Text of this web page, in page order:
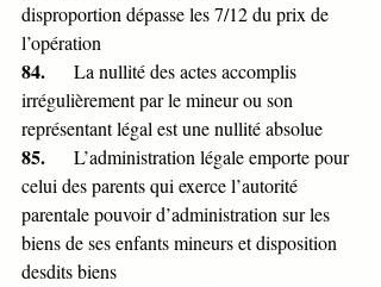
disproportion dépasse les 7/12 du prix de
l’opération
84. La nullité des actes accomplis
irrégulièrement par le mineur ou son
représentant légal est une nullité absolue
85. L’administration légale emporte pour
celui des parents qui exerce l’autorité
parentale pouvoir d’administration sur les
biens de ses enfants mineurs et disposition
desdits biens